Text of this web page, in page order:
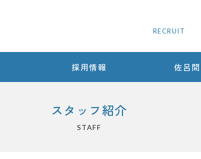
RECRUIT
採用情報 佐呂
スタッフ紹介
STAFF